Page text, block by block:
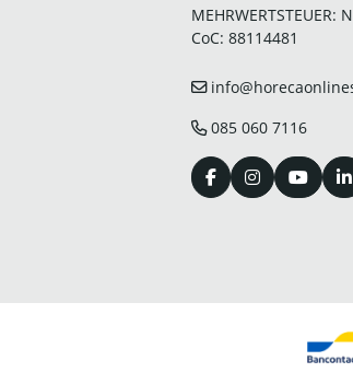
MEHRWERTSTEUER:
CoC: 88114481
085 060 7116